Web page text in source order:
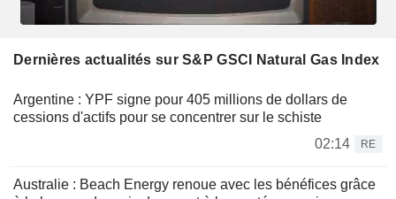
Dernières actualités sur S&P GSCI Natural Gas Index
Argentine : YPF signe pour 405 millions de dollars de
cessions d'actifs pour se concentrer sur le schiste
02:14
RE
Australie : Beach Energy renoue avec les bénéfices grâce